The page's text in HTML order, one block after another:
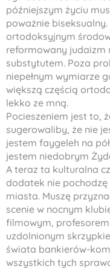
późniejszym życiu
poważnie
ortodoksyjnym
reformowany judaizm
substytutem. Poza
niepełnym wymiarze
większą częścią
lekko ze mną.
Pocieszeniem jest to,
sugerowaliby, że nie
jestem faygeleh na
jestem niedobrym
A teraz ta kulturalna
dodatek nie
miasta. Muszę
scenie w nocnym
filmowym,
uzdolnionym
świata bankierów-
wszystkich tych